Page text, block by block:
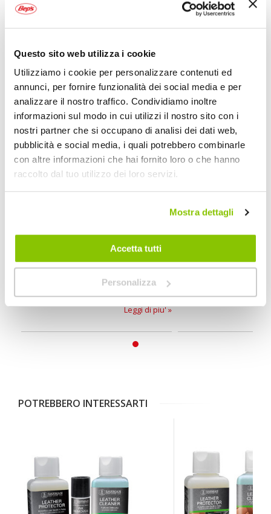
Questo sito web utilizza i cookie
Utilizziamo i cookie per personalizzare contenuti ed
annunci, per fornire funzionalità dei social media e per
analizzare il nostro traffico. Condividiamo inoltre
informazioni sul modo in cui utilizzi il nostro sito con i
nostri partner che si occupano di analisi dei dati web,
pubblicità e social media, i quali potrebbero combinarle
con altre informazioni che hai fornito loro o che hanno
raccolto dal tuo utilizzo dei loro servizi.
Mostra dettagli
Accetta tutti
Personalizza
1
150ml
I nostri consigli
Mantenere puliti gli interni in pelle è
Leggi di piu' »
Prestare attenzione alla
confortevole.
POTREBBERO INTERESSARTI